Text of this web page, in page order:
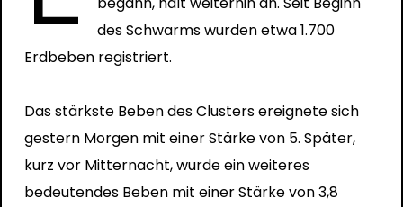
des Schwarms wurden etwa 1.700
Erdbeben registriert.
Das stärkste Beben des Clusters ereignete sich
gestern Morgen mit einer Stärke von 5. Später,
kurz vor Mitternacht, wurde ein weiteres
bedeutendes Beben mit einer Stärke von 3,8